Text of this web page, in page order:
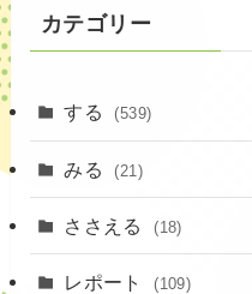
カテゴリー
する (539)
みる (21)
ささえる (18)
(4)
レポート (109)